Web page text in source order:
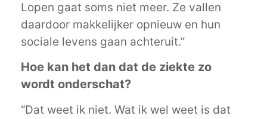
Lopen gaat soms niet meer. Ze vallen
daardoor makkelijker opnieuw en hun
sociale levens gaan achteruit.”
Hoe kan het dan dat de ziekte zo
wordt onderschat?
“Dat weet ik niet. Wat ik wel weet is dat